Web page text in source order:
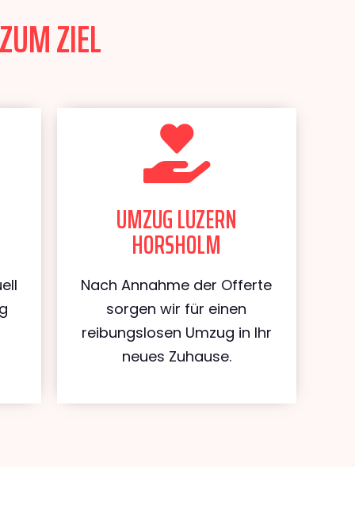
ZIEL
UMZUG LUZERN
HORSHOLM
Nach Annahme der Offerte
sorgen wir für einen
reibungslosen Umzug in Ihr
neues Zuhause.